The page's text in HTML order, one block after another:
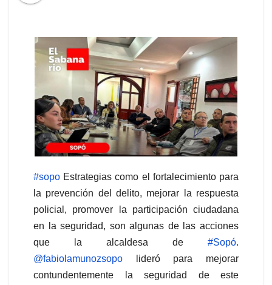
#sopo Estrategias como el fortalecimiento para
la prevención del delito, mejorar la respuesta
policial, promover la participación ciudadana
en la seguridad, son algunas de las acciones
que la alcaldesa de #Sopó.
@fabiolamunozsopo lideró para mejorar
contundentemente la seguridad de este